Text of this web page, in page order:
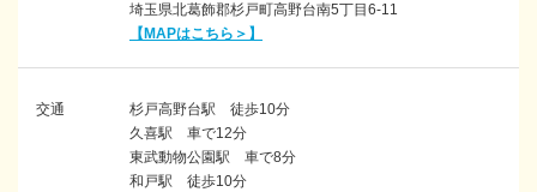
埼玉県北葛飾郡杉戸町高野台南5丁目6-11
【MAPはこちら＞】
交通
杉戸高野台駅 徒歩10分
久喜駅 車で12分
東武動物公園駅 車で8分
和戸駅 徒歩10分